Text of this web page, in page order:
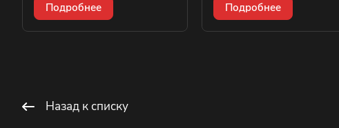
Подробнее Подробнее
Назад к списку